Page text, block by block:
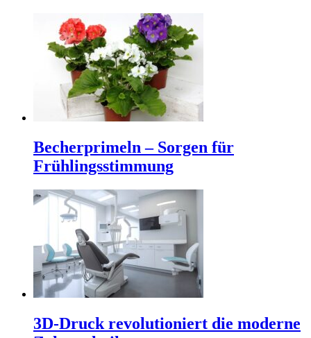
Becherprimeln – Sorgen für
Frühlingsstimmung
3D-Druck revolutioniert die moderne